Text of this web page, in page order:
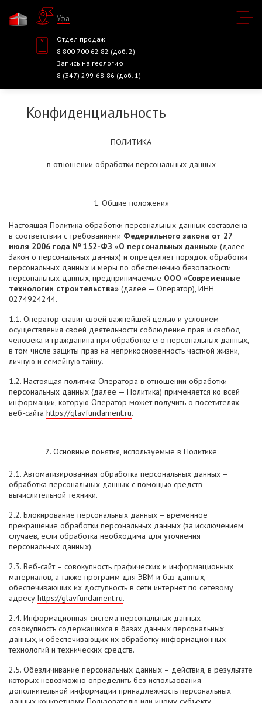
Уфа
Отдел продаж
8 800 700 62 82 (доб. 2)
Запись на геологию
8 (347) 299-68-86 (доб. 1)
Конфиденциальность
ПОЛИТИКА
в отношении обработки персональных данных
1. Общие положения
Настоящая Политика обработки персональных данных составлена
в соответствии с требованиями Федерального закона от 27
июля 2006 года № 152-ФЗ «О персональных данных» (далее —
Закон о персональных данных) и определяет порядок обработки
персональных данных и меры по обеспечению безопасности
персональных данных, предпринимаемые ООО «Современные
технологии строительства» (далее — Оператор), ИНН
0274924244.
1.1. Оператор ставит своей важнейшей целью и условием
осуществления своей деятельности соблюдение прав и свобод
человека и гражданина при обработке его персональных данных,
в том числе защиты прав на неприкосновенность частной жизни,
личную и семейную тайну.
1.2. Настоящая политика Оператора в отношении обработки
персональных данных (далее — Политика) применяется ко всей
информации, которую Оператор может получить о посетителях
веб-сайта https://glavfundament.ru.
2. Основные понятия, используемые в Политике
2.1. Автоматизированная обработка персональных данных –
обработка персональных данных с помощью средств
вычислительной техники.
2.2. Блокирование персональных данных – временное
прекращение обработки персональных данных (за исключением
случаев, если обработка необходима для уточнения
персональных данных).
2.3. Веб-сайт – совокупность графических и информационных
материалов, а также программ для ЭВМ и баз данных,
обеспечивающих их доступность в сети интернет по сетевому
адресу https://glavfundament.ru.
2.4. Информационная система персональных данных —
совокупность содержащихся в базах данных персональных
данных, и обеспечивающих их обработку информационных
технологий и технических средств.
2.5. Обезличивание персональных данных – действия, в результате
которых невозможно определить без использования
дополнительной информации принадлежность персональных